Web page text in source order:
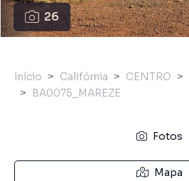
26
Início Califórnia CENTRO
BA0075_MAREZE
Fotos
Mapa